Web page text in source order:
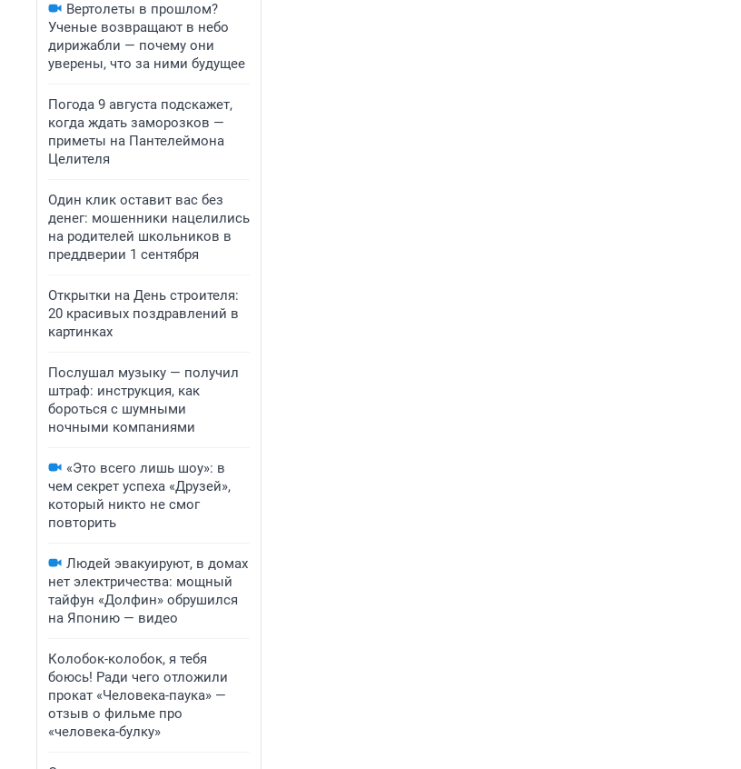
Вертолеты в прошлом?
Ученые возвращают в небо
дирижабли — почему они
уверены, что за ними будущее
Погода 9 августа подскажет,
когда ждать заморозков —
приметы на Пантелеймона
Целителя
Один клик оставит вас без
денег: мошенники нацелились
на родителей школьников в
преддверии 1 сентября
Открытки на День строителя:
20 красивых поздравлений в
картинках
Послушал музыку — получил
штраф: инструкция, как
бороться с шумными
ночными компаниями
«Это всего лишь шоу»: в
чем секрет успеха «Друзей»,
который никто не смог
повторить
Людей эвакуируют, в домах
нет электричества: мощный
тайфун «Долфин» обрушился
на Японию — видео
Колобок-колобок, я тебя
боюсь! Ради чего отложили
прокат «Человека-паука» —
отзыв о фильме про
«человека-булку»